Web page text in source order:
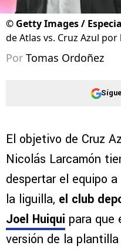
© Getty Images /
de Atlas vs. Cruz Azul por
Por Tomas Ordoñez
El objetivo de Cruz
Nicolás Larcamón
despertar el equipo
la liguilla, el club
Joel Huiqui para que
versión de la